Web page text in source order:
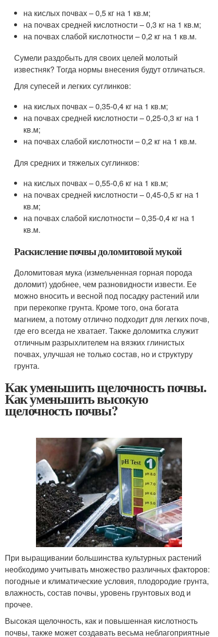
на кислых почвах – 0,5 кг на 1 кв.м;
на почвах средней кислотности – 0,3 кг на 1 кв.м;
на почвах слабой кислотности – 0,2 кг на 1 кв.м.
Сумели раздобыть для своих целей молотый
известняк? Тогда нормы внесения будут отличаться.
Для супесей и легких суглинков:
на кислых почвах – 0,35-0,4 кг на 1 кв.м;
на почвах средней кислотности – 0,25-0,3 кг на 1
кв.м;
на почвах слабой кислотности – 0,2 кг на 1 кв.м.
Для средних и тяжелых суглинков:
на кислых почвах – 0,55-0,6 кг на 1 кв.м;
на почвах средней кислотности – 0,45-0,5 кг на 1
кв.м;
на почвах слабой кислотности – 0,35-0,4 кг на 1
кв.м.
Раскисление почвы доломитовой мукой
Доломитовая мука (измельченная горная порода
доломит) удобнее, чем разновидности извести. Ее
можно вносить и весной под посадку растений или
при перекопке грунта. Кроме того, она богата
магнием, а потому отлично подходит для легких почв,
где его всегда не хватает. Также доломитка служит
отличным разрыхлителем на вязких глинистых
почвах, улучшая не только состав, но и структуру
грунта.
Как уменьшить щелочность почвы.
Как уменьшить высокую
щелочность почвы?
При выращивании большинства культурных растений
необходимо учитывать множество различных факторов:
погодные и климатические условия, плодородие грунта,
влажность, состав почвы, уровень грунтовых вод и
прочее.
Высокая щелочность, как и повышенная кислотность
почвы, также может создавать весьма неблагоприятные